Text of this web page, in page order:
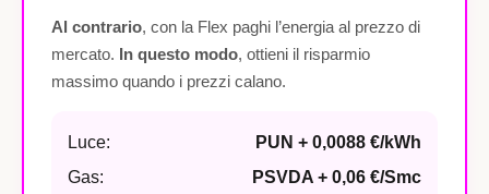
Al contrario, con la Flex paghi l’energia al prezzo di
mercato. In questo modo, ottieni il risparmio
massimo quando i prezzi calano.
Luce:
PUN + 0,0088 €/kWh
Gas:
PSVDA + 0,06 €/Smc